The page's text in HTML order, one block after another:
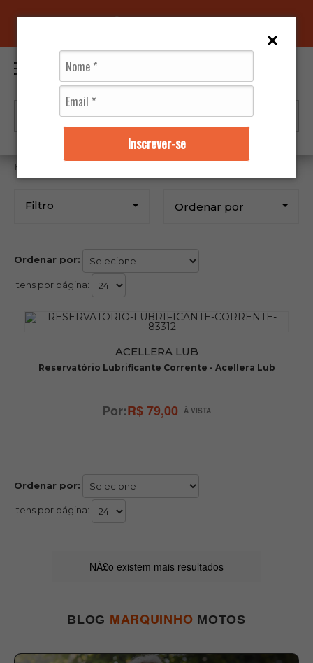
Inscrever-se
Filtro Ordenar por
Ordenar por:
Itens por página:
ACELLERA LUB
Reservatório Lubrificante Corrente - Acellera Lub
R$ 79,00
Ordenar por:
Itens por página:
NÃ£o existem mais resultados
BLOG MARQUINHO MOTOS